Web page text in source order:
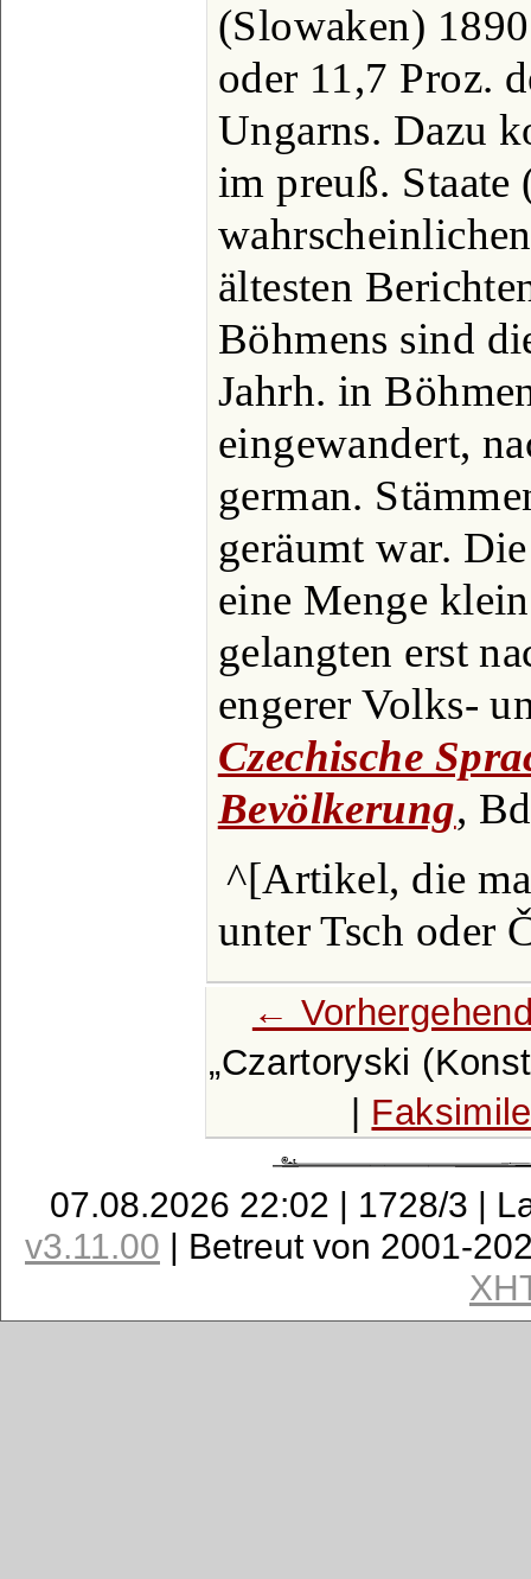
(Slowaken)
oder 11,7 Proz.
Ungarns. Dazu
im preuß. Staate
ältesten
Böhmens sind
Jahrh. in
eingewandert,
german.
geräumt war.
eine Menge
gelangten erst
engerer Volks-
Czechische
Bevölkerung,
^[Artikel, die
unter Tsch oder
←
Czartoryski
| Faksimile
07.08.2026 22:02 | 1728/3 |
v3.11.00 | Betreut von 2001-